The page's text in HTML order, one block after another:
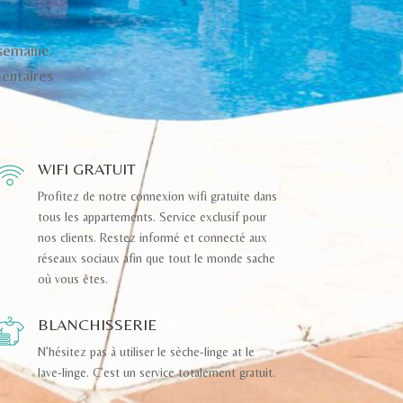
WIFI GRATUIT
Profitez de notre connexion wifi gratuite dans
tous les appartements. Service exclusif pour
nos clients. Restez informé et connecté aux
réseaux sociaux afin que tout le monde sache
où vous êtes.
BLANCHISSERIE
N’hésitez pas à utiliser le sèche-linge at le
lave-linge. C’est un service totalement gratuit.